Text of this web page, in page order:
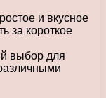
и вкусное
за короткое
выбор для